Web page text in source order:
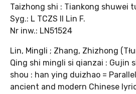
Taizhong shi : Tiankong shuwei
Syg.: L TCZS II Lin F.
Nr inw.: LN51524
Lin, Mingli ; Zhang, Zhizhong
Qing shi mingli si qianzai : Gujin
shou : han ying duizhao =
ancient and modern Chinese